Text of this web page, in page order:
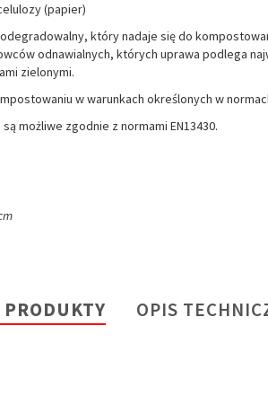
(papier)
który nadaje się do
odnawialnych, których uprawa podlega
zielonymi.
w warunkach określonych w normach
możliwe zgodnie z normami EN13430.
OPIS